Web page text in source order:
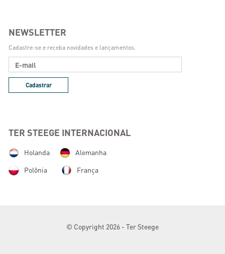
NEWSLETTER
Cadastre-se e receba novidades e lançamentos.
Cadastrar
TER STEEGE INTERNACIONAL
Holanda
Alemanha
Polônia
França
© Copyright 2026 - Ter Steege